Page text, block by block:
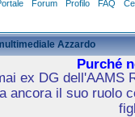
Forum Profilo FAQ
Azzardo
Purché
ex DG dell'AAMS
ancora il suo ruolo